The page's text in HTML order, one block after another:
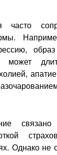
часто
может
Однако не